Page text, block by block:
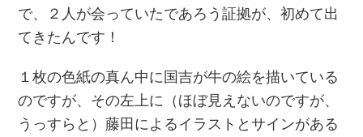
で、２人が会っていたであろう証拠が、初めて出
てきたんです！
１枚の色紙の真ん中に国吉が牛の絵を描いている
のですが、その左上に（ほぼ見えないのですが、
うっすらと）藤田によるイラストとサインがある